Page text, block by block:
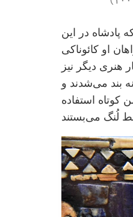
می‌توان دید که پادشاه در این
او کائوناکی
هنری دیگر نیز
بند می‌شدند و
کوتاه استفاده